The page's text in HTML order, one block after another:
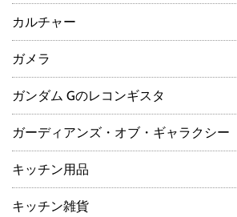
カルチャー
ガメラ
ガンダム Gのレコンギスタ
ガーディアンズ・オブ・ギャラクシー
キッチン用品
キッチン雑貨